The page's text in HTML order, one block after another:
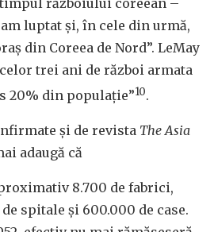
luptat și, în cele din urmă,
din Coreea de Nord”. LeMay
trei ani de război armata
20% din populație”10.
și de revista The Asia
adaugă că
8.700 de fabrici,
spitale și 600.000 de case.